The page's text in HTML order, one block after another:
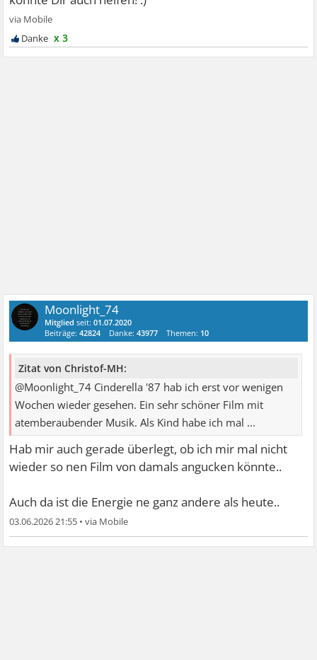
x 3
Moonlight_74
Mitglied seit:01.07.2020
Beiträge:42824 Danke:43977 Themen: 10
Zitat von Christof-MH:
@Moonlight_74 Cinderella '87 hab ich erst vor wenigen
Wochen wieder gesehen. Ein sehr schöner Film mit
atemberaubender Musik. Als Kind habe ich mal ...
Hab mir auch gerade überlegt, ob ich mir mal nicht
wieder so nen Film von damals angucken könnte..
Auch da ist die Energie ne ganz andere als heute..
03.06.2026 21:55 •